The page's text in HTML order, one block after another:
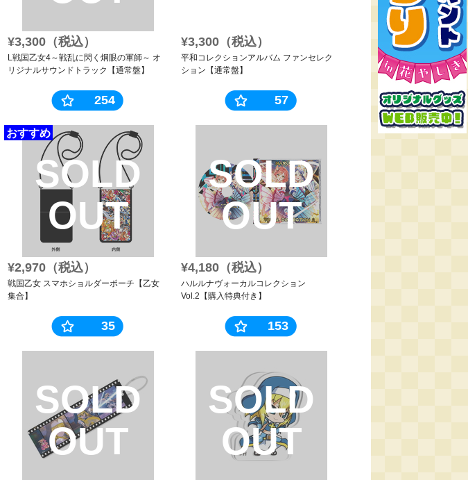
¥3,300（税込）
L戦国乙女4～戦乱に閃く炯眼の軍師～ オ
リジナルサウンドトラック【通常盤】
254
¥3,300（税込）
平和コレクションアルバム ファンセレク
ション【通常盤】
57
おすすめ
SOLD
OUT
¥2,970（税込）
戦国乙女 スマホショルダーポーチ【乙女
集合】
35
SOLD
OUT
¥4,180（税込）
ハルルナヴォーカルコレクション
Vol.2【購入特典付き】
153
SOLD
OUT
SOLD
OUT